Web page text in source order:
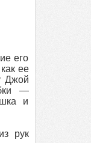
его
ее
Джой
—
и
рук